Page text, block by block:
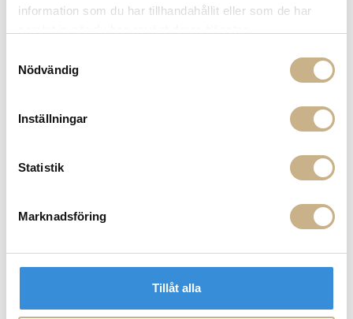
information som du har tillhandahållit eller som de har
Nödvändig
Inställningar
Statistik
Marknadsföring
Tillåt alla